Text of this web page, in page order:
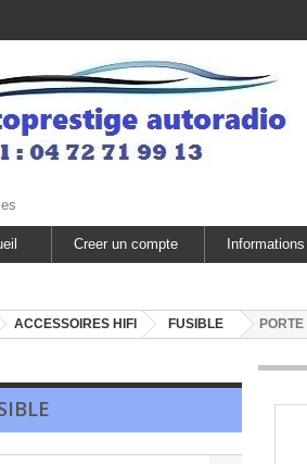
Creer un compte Informations
ACCESSOIRES HIFI FUSIBLE